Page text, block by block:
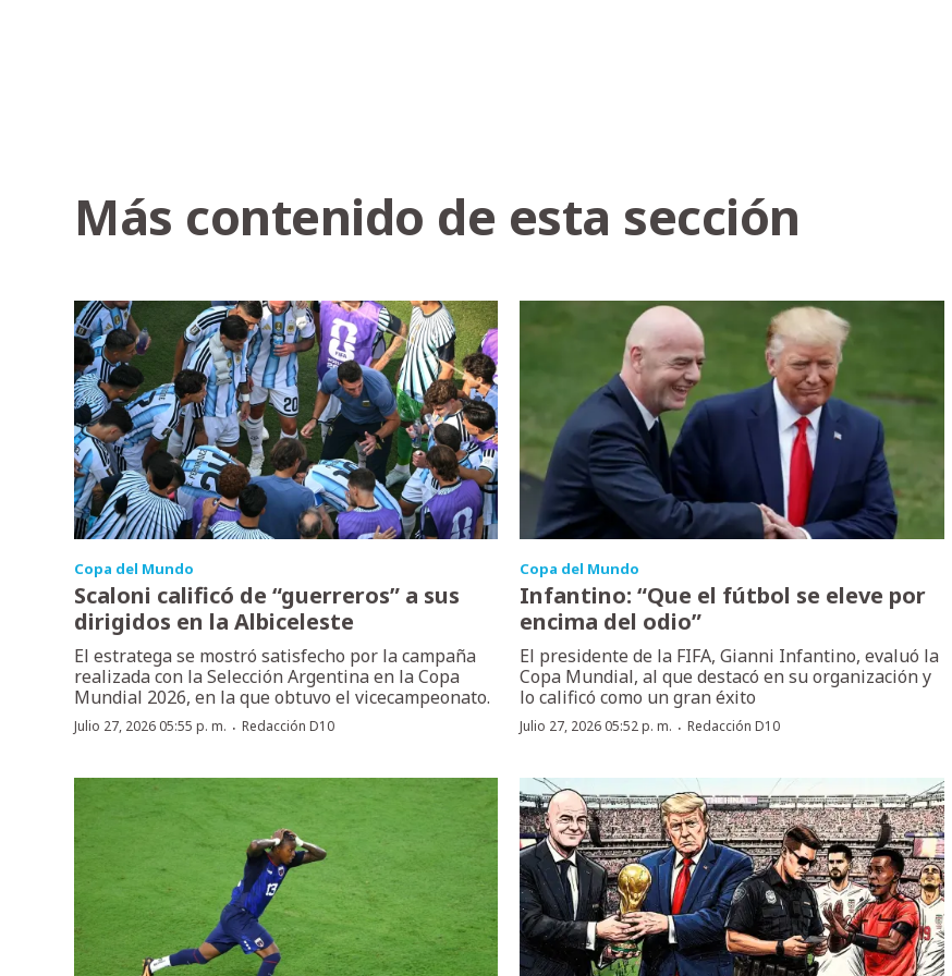
Más contenido de esta sección
Copa del Mundo
Scaloni calificó de “guerreros” a sus
dirigidos en la Albiceleste
El estratega se mostró satisfecho por la campaña
realizada con la Selección Argentina en la Copa
Mundial 2026, en la que obtuvo el vicecampeonato.
Julio 27, 2026 05:55 p. m. · Redacción D10
Copa del Mundo
Infantino: “Que el fútbol se eleve por
encima del odio”
El presidente de la FIFA, Gianni Infantino, evaluó la
Copa Mundial, al que destacó en su organización y
lo calificó como un gran éxito
Julio 27, 2026 05:52 p. m. ·Redacción D10